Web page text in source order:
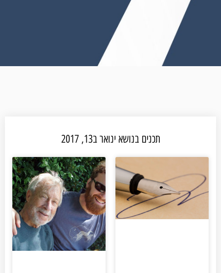
תכנים בנושא ינואר ב13, 2017